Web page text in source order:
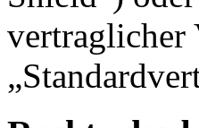
vertraglicher